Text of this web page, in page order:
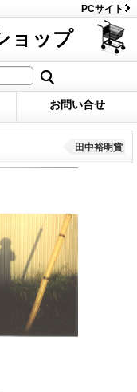
PCサイト
ョップ
お問い合せ
田中裕明賞